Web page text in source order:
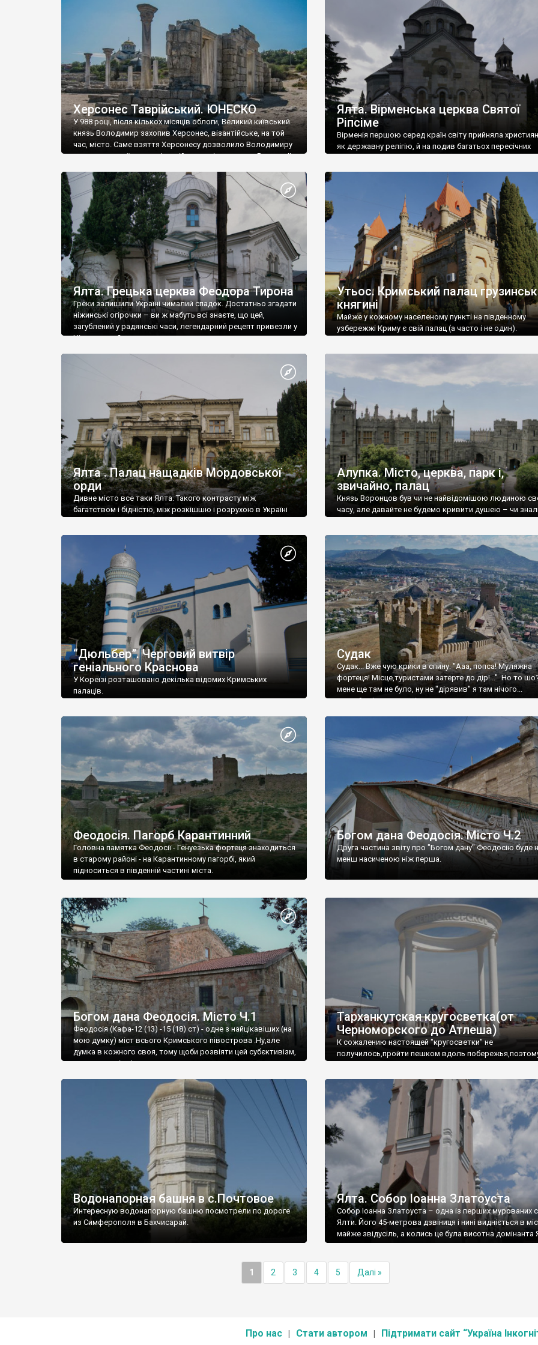
візантійської доби. Раритети викрадені з фондів об’єкту
культурної спадщини ЮНЕСКО «Херсонеса Таврійського».
Офіційно – на виставку «Золото Візантії», але експерти та
влада в Україні вважають це лише […]
називаються «повстяками» (postaki)…” “Вино. Крим
виробляє відмінне вино і його вдосталь: воно все
легке біле і дуже […]
Херсонес Таврійський. ЮНЕСКО
У 988 році, після кількох місяців облоги, Великий київський
князь Володимир захопив Херсонес, візантійське, на той
час, місто. Саме взяття Херсонесу дозволило Володимиру
диктувати свої умови візантійському імператору Василю ІІ,
Херсонесі Володимир-язичник, став Василем-
християнином. А потім було Хрещення Русі. На честь
Херсонесу Таврійського названо місто […]
Ялта. Вірменська церква Святої
Ріпсіме
Вірменія першою серед країн світу прийняла
як державну релігію, й на подив багатьох пересічних
Ялта. Грецька церква Феодора Тирона
Греки залишили Україні чималий спадок. Достатньо згадати
ніжинські огірочки – ви ж мабуть всі знаєте, що цей,
загублений у радянські часи, легендарний рецепт привезли у
Ніжин греки?
Утьос. Кримський палац
княгині
Майже у кожному населеному пункті на південному
узбережжі Криму є свій палац (а часто і не один).
Ялта . Палац нащадків Мордовської
орди
Дивне місто все таки Ялта. Такого контрасту між
багатством і бідністю, між розкішшю і розрухою в Україні
Алупка. Місто, церква, парк і,
звичайно, палац
Князь Воронцов був чи не найвідомішою людиною
часу, але давайте не будемо кривити душею – чи
“Дюльбер”. Черговий витвір
геніального Краснова
У Кореїзі розташовано декілька відомих Кримських
палаців.
Судак
Судак... Вже чую крики в спину: "Ааа, попса! Муляжна
фортеця! Місце,туристами затерте до дір!..." Но то
мене ще там не було, ну не "дірявив" я там нічого...
принаймні до цього літа.
Феодосія. Пагорб Карантинний
Головна памятка Феодосії - Генуезька фортеця знаходиться
в старому районі - на Карантинному пагорбі, який
підноситься в південній частині міста.
Богом дана Феодосія. Місто Ч.2
Друга частина звіту про "Богом дану" Феодосію буде
менш насиченою ніж перша.
Богом дана Феодосія. Місто Ч.1
Феодосія (Кафа-12 (13) -15 (18) ст) - одне з найцікавіших (на
мою думку) міст всього Кримського півострова .Ну,але
думка в кожного своя, тому щоби розвіяти цей субєктивізм,
запрошую відвідати це
Тарханкутская кругосветка(от
Черноморского до Атлеша)
К сожалению настоящей "кругосветки" не
получилось,пройти пешком вдоль
Водонапорная башня в с.Почтовое
Интересную водонапорную башню посмотрели по дороге
из Симферополя в Бахчисарай.
Ялта. Собор Іоанна Златоуста
Собор Іоанна Златоуста – одна із перших мурованих
Ялти. Його 45-метрова дзвіниця і нині видніється в
майже звідусіль, а колись це була висотна домінанта
1 2 3 4 5 Далі »
Про нас Стати автором Підтримати сайт “Україна